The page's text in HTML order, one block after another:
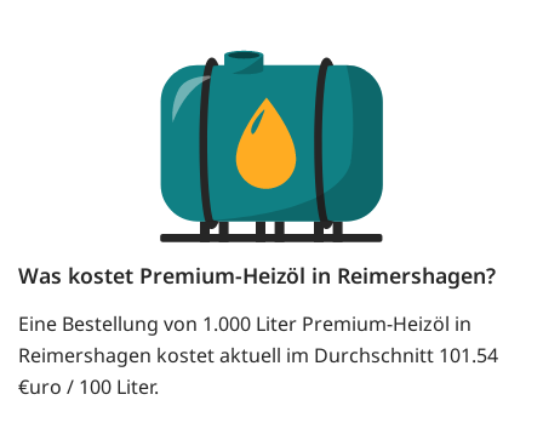
Was kostet Premium-Heizöl in Reimershagen?
Eine Bestellung von 1.000 Liter Premium-Heizöl in
Reimershagen kostet aktuell im Durchschnitt 101.54
€uro / 100 Liter.